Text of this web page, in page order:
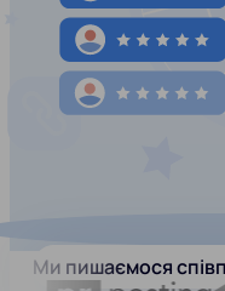
Ми пишаємося